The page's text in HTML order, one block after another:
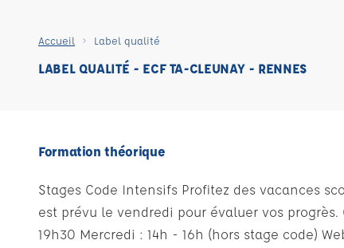
Accueil Label qualité
LABEL QUALITÉ - ECF TA-CLEUNAY - RENNES
Formation théorique
Stages Code Intensifs Profitez des vacances
est prévu le vendredi pour évaluer vos
19h30 Mercredi : 14h - 16h (hors stage code)